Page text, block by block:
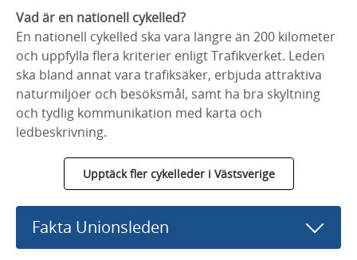
Vad är en nationell cykelled?
En nationell cykelled ska vara längre än 200 kilometer
och uppfylla flera kriterier enligt Trafikverket. Leden
ska bland annat vara trafiksäker, erbjuda attraktiva
naturmiljöer och besöksmål, samt ha bra skyltning
och tydlig kommunikation med karta och
ledbeskrivning.
Upptäck fler cykelleder i Västsverige
Fakta Unionsleden